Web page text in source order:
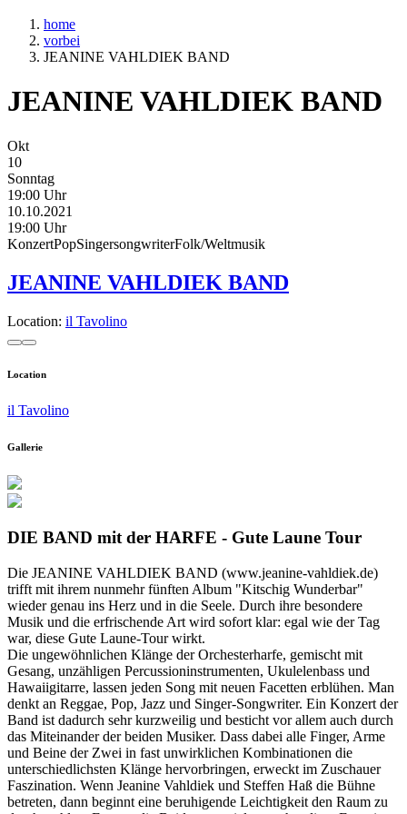
home
vorbei
JEANINE VAHLDIEK BAND
JEANINE VAHLDIEK BAND
Okt
10
Sonntag
19:00 Uhr
10.10.2021
19:00 Uhr
KonzertPopSingersongwriterFolk/Weltmusik
JEANINE VAHLDIEK BAND
Location: il Tavolino
Location
il Tavolino
Gallerie
DIE BAND mit der HARFE - Gute Laune Tour
Die JEANINE VAHLDIEK BAND (www.jeanine-vahldiek.de)
trifft mit ihrem nunmehr fünften Album "Kitschig Wunderbar"
wieder genau ins Herz und in die Seele. Durch ihre besondere
Musik und die erfrischende Art wird sofort klar: egal wie der Tag
war, diese Gute Laune-Tour wirkt.
Die ungewöhnlichen Klänge der Orchesterharfe, gemischt mit
Gesang, unzähligen Percussioninstrumenten, Ukulelenbass und
Hawaiigitarre, lassen jeden Song mit neuen Facetten erblühen. Man
denkt an Reggae, Pop, Jazz und Singer-Songwriter. Ein Konzert der
Band ist dadurch sehr kurzweilig und besticht vor allem auch durch
das Miteinander der beiden Musiker. Dass dabei alle Finger, Arme
und Beine der Zwei in fast unwirklichen Kombinationen die
unterschiedlichsten Klänge hervorbringen, erweckt im Zuschauer
Faszination. Wenn Jeanine Vahldiek und Steffen Haß die Bühne
betreten, dann beginnt eine beruhigende Leichtigkeit den Raum zu